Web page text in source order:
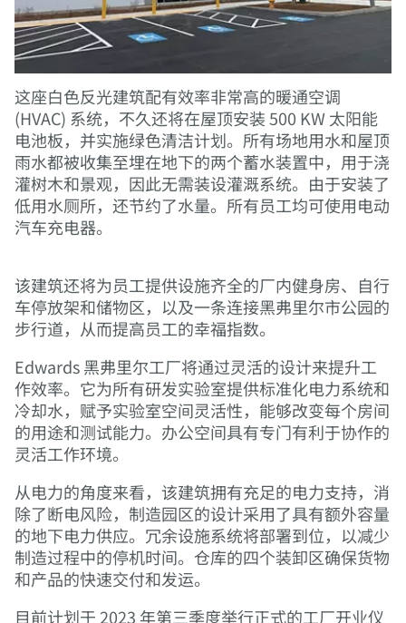
这座白色反光建筑配有效率非常高的暖通空调
(HVAC) 系统，不久还将在屋顶安装 500 KW 太阳能
电池板，并实施绿色清洁计划。所有场地用水和屋顶
雨水都被收集至埋在地下的两个蓄水装置中，用于浇
灌树木和景观，因此无需装设灌溉系统。由于安装了
低用水厕所，还节约了水量。所有员工均可使用电动
汽车充电器。
该建筑还将为员工提供设施齐全的厂内健身房、自行
车停放架和储物区，以及一条连接黑弗里尔市公园的
步行道，从而提高员工的幸福指数。
Edwards 黑弗里尔工厂将通过灵活的设计来提升工
作效率。它为所有研发实验室提供标准化电力系统和
冷却水，赋予实验室空间灵活性，能够改变每个房间
的用途和测试能力。办公空间具有专门有利于协作的
灵活工作环境。
从电力的角度来看，该建筑拥有充足的电力支持，消
除了断电风险，制造园区的设计采用了具有额外容量
的地下电力供应。冗余设施系统将部署到位，以减少
制造过程中的停机时间。仓库的四个装卸区确保货物
和产品的快速交付和发运。
目前计划于 2023 年第三季度举行正式的工厂开业仪